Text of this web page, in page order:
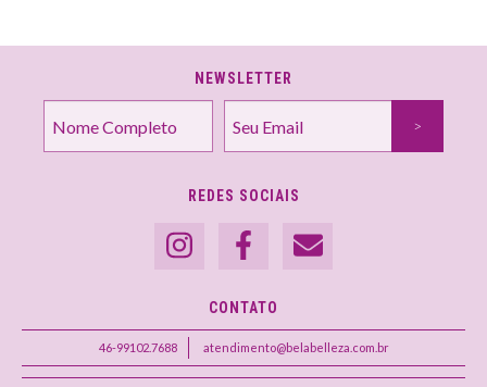
NEWSLETTER
REDES SOCIAIS
CONTATO
46-99102.7688 atendimento@belabelleza.com.br